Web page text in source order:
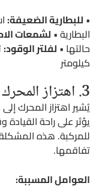
• للبطارية الضعيفة:
البطارية • لشمعات
حالتها • لفلتر الوقود:
كيلومتر
3. اهتزاز المحرك والتوقف المفاجئ
يُشير اهتزاز المحرك
يؤثر على راحة
للمركبة. هذه
تفاقمها.
العوامل المسببة: